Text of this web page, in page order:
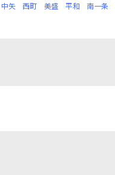
中矢 西町 美盛 平和 南一条